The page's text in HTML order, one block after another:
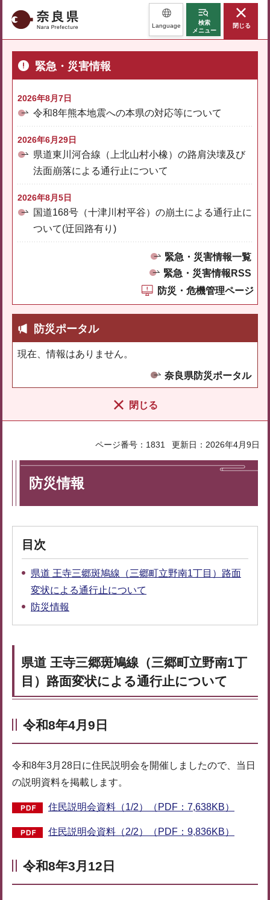
奈良県 Language
検索
メニュー
閉じる
緊急・災害情報
2026年8月7日
令和8年熊本地震への本県の対応等について
2026年6月29日
県道東川河合線（上北山村小橡）の路肩決壊及び
法面崩落による通行止について
2026年8月5日
国道168号（十津川村平谷）の崩土による通行止に
ついて(迂回路有り)
緊急・災害情報一覧
緊急・災害情報RSS
防災・危機管理ページ
防災ポータル
現在、情報はありません。
奈良県防災ポータル
閉じる
ページ番号：1831 更新日：2026年4月9日
防災情報
目次
県道 王寺三郷斑鳩線（三郷町立野南1丁目）路面
変状による通行止について
防災情報
県道 王寺三郷斑鳩線（三郷町立野南1丁
目）路面変状による通行止について
令和8年4月9日
令和8年3月28日に住民説明会を開催しましたので、当日
の説明資料を掲載します。
住民説明会資料（1/2）（PDF：7,638KB）
住民説明会資料（2/2）（PDF：9,836KB）
令和8年3月12日